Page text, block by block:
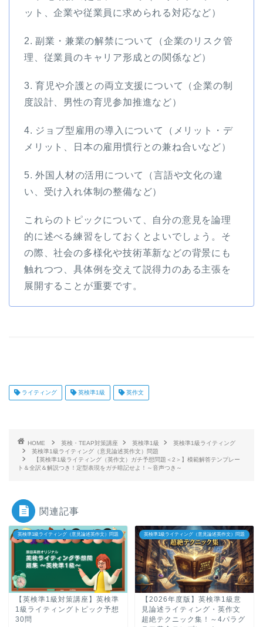
ット、企業や従業員に求められる対応など）
2. 副業・兼業の解禁について（企業のリスク管
理、従業員のキャリア形成との関係など）
3. 育児や介護との両立支援について（企業の制
度設計、男性の育児参加推進など）
4. ジョブ型雇用の導入について（メリット・デ
メリット、日本の雇用慣行との兼ね合いなど）
5. 外国人材の活用について（言語や文化の違
い、受け入れ体制の整備など）
これらのトピックについて、自分の意見を論理
的に述べる練習をしておくとよいでしょう。そ
の際、社会の多様化や技術革新などの背景にも
触れつつ、具体例を交えて説得力のある主張を
展開することが重要です。
ライティング 英検準1級 英作文
HOME 英検・TEAP対策講座 英検準1級
英検準1級ライティング
英検準1級ライティング（意見論述英作文）問題
【英検準1級ライティング（英作文）ガチ予想問題＜2＞】模範解答テンプレー
ト＆全訳＆解説つき！定型表現をガチ暗記せよ！～音声つき～
関連記事
英検準1級ライティング（意見論述英作文）問題
【英検準1級対策講座】英検準
1級ライティングトピック予想
30問
英検準1級ライティング（意見論述英作文）問題
【2026年度版】英検準1級意
見論述ライティング・英作文
超絶テクニック集！～4パラグ